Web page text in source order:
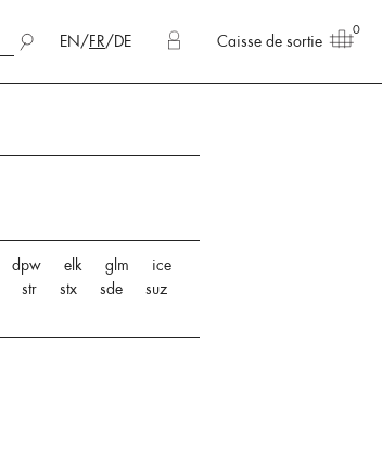
EN/FR/DE Caisse de sortie
0
dpw elk glm
ice
str stx sde
suz